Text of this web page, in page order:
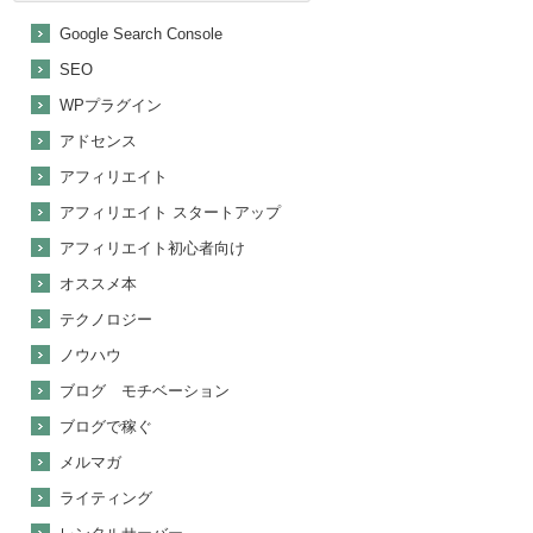
Google Search Console
SEO
WPプラグイン
アドセンス
アフィリエイト
アフィリエイト スタートアップ
アフィリエイト初心者向け
オススメ本
テクノロジー
ノウハウ
ブログ モチベーション
ブログで稼ぐ
メルマガ
ライティング